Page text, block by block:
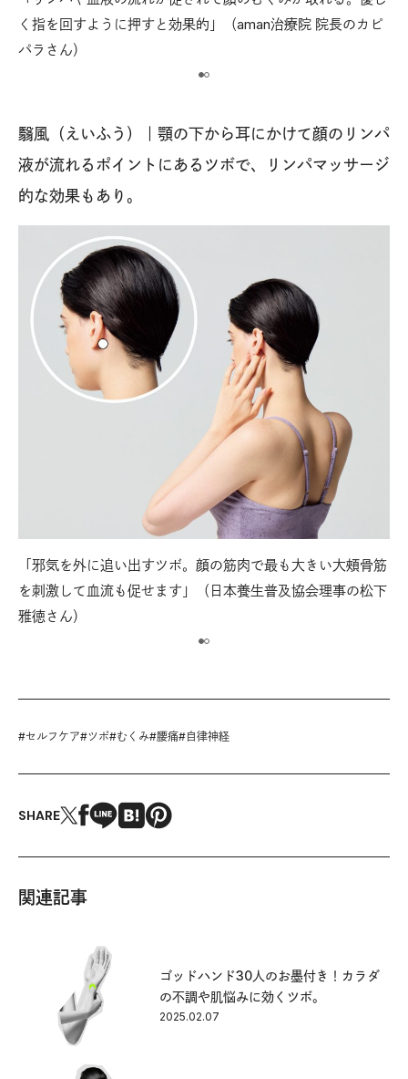
く指を回すように押すと効果的」（aman治療院 院長のカピ
パラさん）
翳風（えいふう）｜顎の下から耳にかけて顔のリンパ
液が流れるポイントにあるツボで、リンパマッサージ
的な効果もあり。
「邪気を外に追い出すツボ。顔の筋肉で最も大きい大頰骨筋
を刺激して血流も促せます」（日本養生普及協会理事の松下
雅徳さん）
#セルフケア#ツボ#むくみ#腰痛#自律神経
SHARE
関連記事
ゴッドハンド30人のお墨付き！カラダ
の不調や肌悩みに効くツボ。
2025.02.07